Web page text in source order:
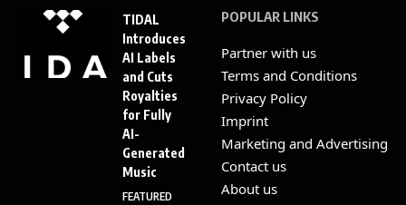
TIDAL
Introduces
AI Labels
and Cuts
Royalties
for Fully
AI-
Generated
Music
FEATURED
POPULAR LINKS
Partner with us
Terms and Conditions
Privacy Policy
Imprint
Marketing and Advertising
Contact us
About us